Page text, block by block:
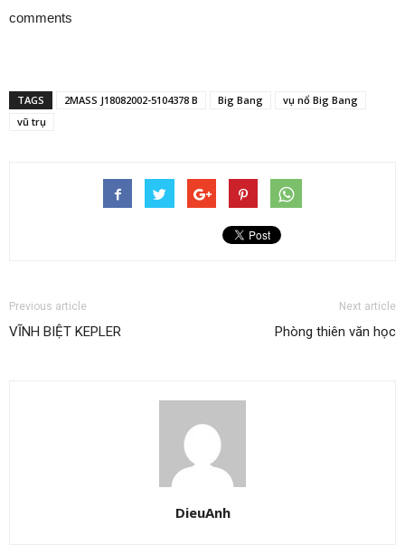
comments
TAGS 2MASS J18082002-5104378 B Big Bang
vụ nổ Big Bang
vũ trụ
Previous article
VĨNH BIỆT KEPLER
Next article
Phòng thiên văn học
DieuAnh